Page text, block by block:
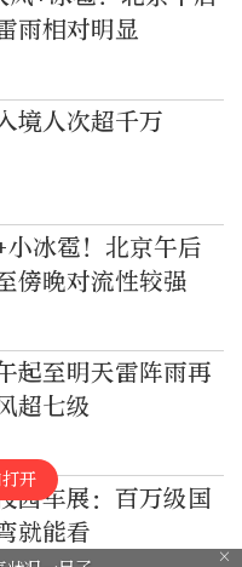
雨相对明显
境人次超千万
小冰雹！北京午后
傍晚对流性较强
起至明天雷阵雨再
超七级
园车展：百万级国
就能看
开